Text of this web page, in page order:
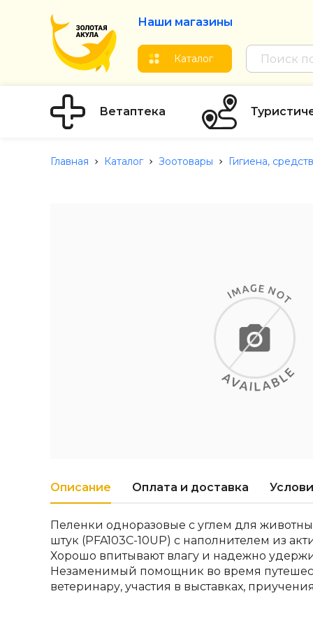
Наши магазины
Каталог
Ветаптека
Главная Каталог Зоотовары Гигиена,
Описание Оплата и доставка
Пеленки одноразовые с углем для
штук (PFA103C-10UP) с наполнителем из
Хорошо впитывают влагу и надежно
Незаменимый помощник во время
ветеринару, участия в выставках,